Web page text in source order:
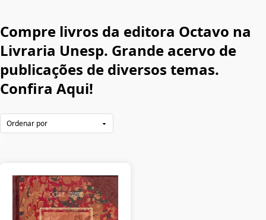
Compre livros da editora Octavo na
Livraria Unesp. Grande acervo de
publicações de diversos temas.
Confira Aqui!